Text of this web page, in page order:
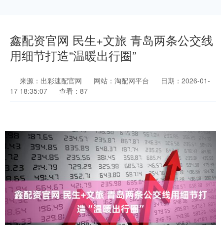
鑫配资官网 民生+文旅 青岛两条公交线
用细节打造“温暖出行圈”
来源：出彩速配官网 网站：淘配网平台
日期：2026-01-
17 18:35:07
查看：87